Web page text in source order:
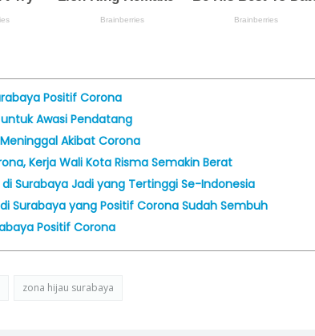
Positif Corona
Awasi Pendatang
Akibat Corona
Kerja Wali Kota Risma Semakin Berat
Surabaya Jadi yang Tertinggi Se-Indonesia
Surabaya yang Positif Corona Sudah Sembuh
Positif Corona
zona hijau surabaya